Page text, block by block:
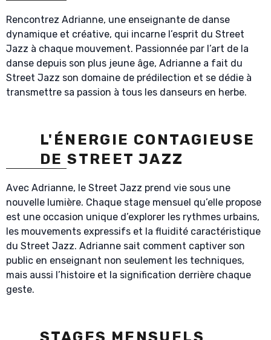
Rencontrez Adrianne, une enseignante de danse
dynamique et créative, qui incarne l’esprit du Street
Jazz à chaque mouvement. Passionnée par l’art de la
danse depuis son plus jeune âge, Adrianne a fait du
Street Jazz son domaine de prédilection et se dédie à
transmettre sa passion à tous les danseurs en herbe.
L'ÉNERGIE CONTAGIEUSE
DE STREET JAZZ
Avec Adrianne, le Street Jazz prend vie sous une
nouvelle lumière. Chaque stage mensuel qu’elle propose
est une occasion unique d’explorer les rythmes urbains,
les mouvements expressifs et la fluidité caractéristique
du Street Jazz. Adrianne sait comment captiver son
public en enseignant non seulement les techniques,
mais aussi l’histoire et la signification derrière chaque
geste.